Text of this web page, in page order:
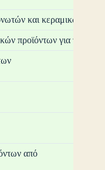
και κεραμικών
προϊόντων για τεχνικές
από